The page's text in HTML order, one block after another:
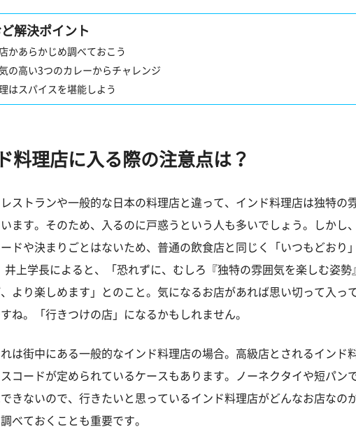
解決ポイント
かあらかじめ調べておこう
の高い3つのカレーからチャレンジ
はスパイスを堪能しよう
料理店に入る際の注意点は？
ストランや一般的な日本の料理店と違って、インド料理店は独特の
ます。そのため、入るのに戸惑うという人も多いでしょう。しかし
ドや決まりごとはないため、普通の飲食店と同じく「いつもどおり
井上学長によると、「恐れずに、むしろ『独特の雰囲気を楽しむ姿勢
より楽しめます」とのこと。気になるお店があれば思い切って入っ
ね。「行きつけの店」になるかもしれません。
は街中にある一般的なインド料理店の場合。高級店とされるインド
コードが定められているケースもあります。ノーネクタイや短パン
きないので、行きたいと思っているインド料理店がどんなお店なのか
べておくことも重要です。